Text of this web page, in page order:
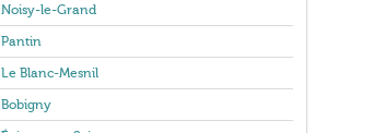
Noisy-le-Grand
Pantin
Le Blanc-Mesnil
Bobigny